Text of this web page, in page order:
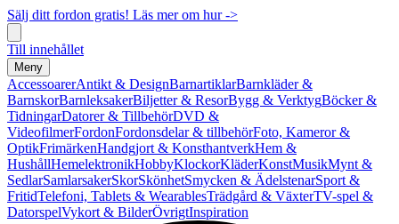
Sälj ditt fordon gratis! Läs mer om hur ->
Till innehållet
Meny
AccessoarerAntikt & DesignBarnartiklarBarnkläder &
BarnskorBarnleksakerBiljetter & ResorBygg & VerktygBöcker &
TidningarDatorer & TillbehörDVD &
VideofilmerFordonFordonsdelar & tillbehörFoto, Kameror &
OptikFrimärkenHandgjort & KonsthantverkHem &
HushållHemelektronikHobbyKlockorKläderKonstMusikMynt &
SedlarSamlarsakerSkorSkönhetSmycken & ÄdelstenarSport &
FritidTelefoni, Tablets & WearablesTrädgård & VäxterTV-spel &
DatorspelVykort & BilderÖvrigtInspiration